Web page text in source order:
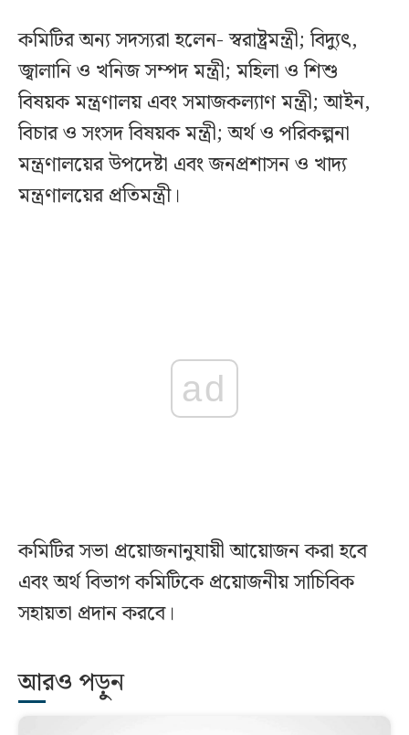
কমিটির অন্য সদস্যরা হলেন- স্বরাষ্ট্রমন্ত্রী; বিদ্যুৎ,
জ্বালানি ও খনিজ সম্পদ মন্ত্রী; মহিলা ও শিশু
বিষয়ক মন্ত্রণালয় এবং সমাজকল্যাণ মন্ত্রী; আইন,
বিচার ও সংসদ বিষয়ক মন্ত্রী; অর্থ ও পরিকল্পনা
মন্ত্রণালয়ের উপদেষ্টা এবং জনপ্রশাসন ও খাদ্য
মন্ত্রণালয়ের প্রতিমন্ত্রী।
ad
কমিটির সভা প্রয়োজনানুযায়ী আয়োজন করা হবে
এবং অর্থ বিভাগ কমিটিকে প্রয়োজনীয় সাচিবিক
সহায়তা প্রদান করবে।
আরও পড়ুন